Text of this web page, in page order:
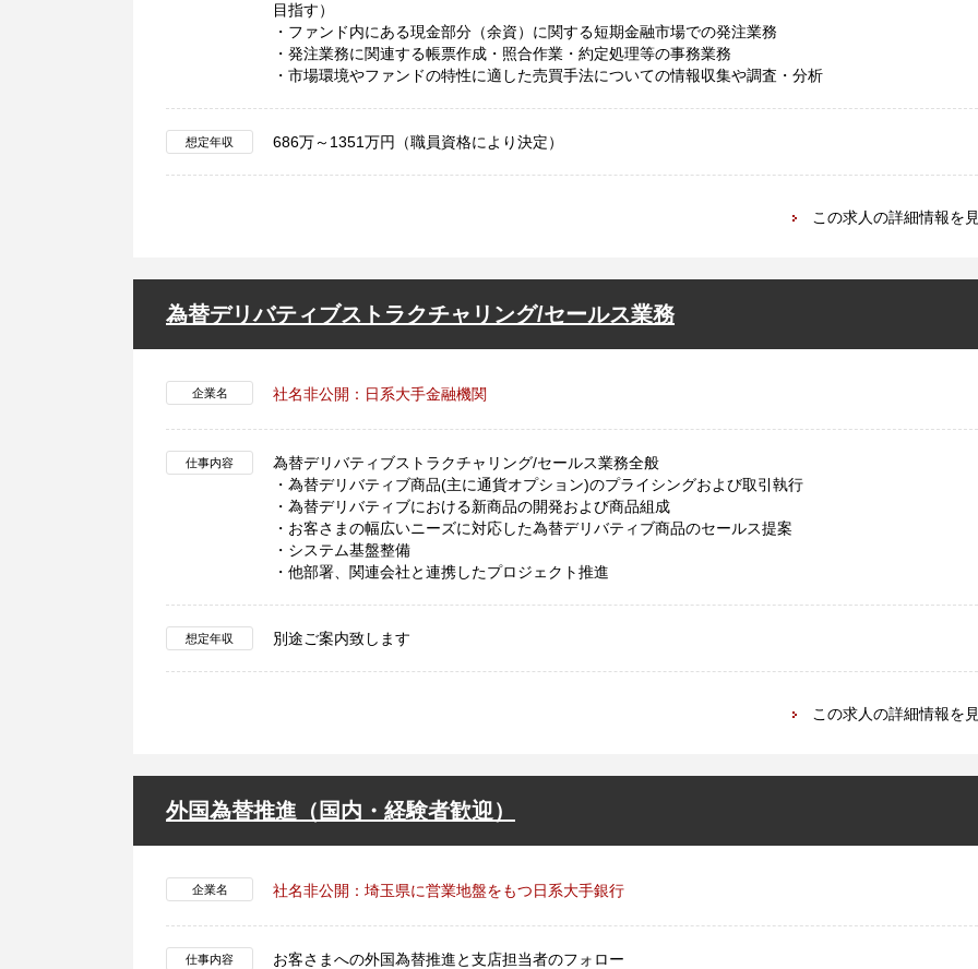
目指す）
・ファンド内にある現金部分（余資）に関する短期金融市場での発注業務
・発注業務に関連する帳票作成・照合作業・約定処理等の事務業務
・市場環境やファンドの特性に適した売買手法についての情報収集や調査・分析
想定年収 686万～1351万円（職員資格により決定）
この求人の詳細情報を
為替デリバティブストラクチャリング/セールス業務
企業名 社名非公開：日系大手金融機関
仕事内容
為替デリバティブストラクチャリング/セールス業務全般
・為替デリバティブ商品(主に通貨オプション)のプライシングおよび取引執行
・為替デリバティブにおける新商品の開発および商品組成
・お客さまの幅広いニーズに対応した為替デリバティブ商品のセールス提案
・システム基盤整備
・他部署、関連会社と連携したプロジェクト推進
想定年収 別途ご案内致します
この求人の詳細情報を
外国為替推進（国内・経験者歓迎）
企業名 社名非公開：埼玉県に営業地盤をもつ日系大手銀行
仕事内容
お客さまへの外国為替推進と支店担当者のフォロー